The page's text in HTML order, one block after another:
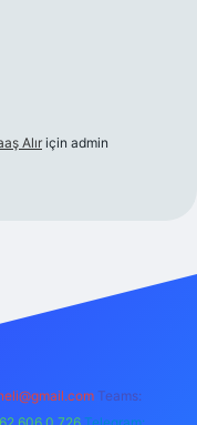
Alır için admin
Teams: